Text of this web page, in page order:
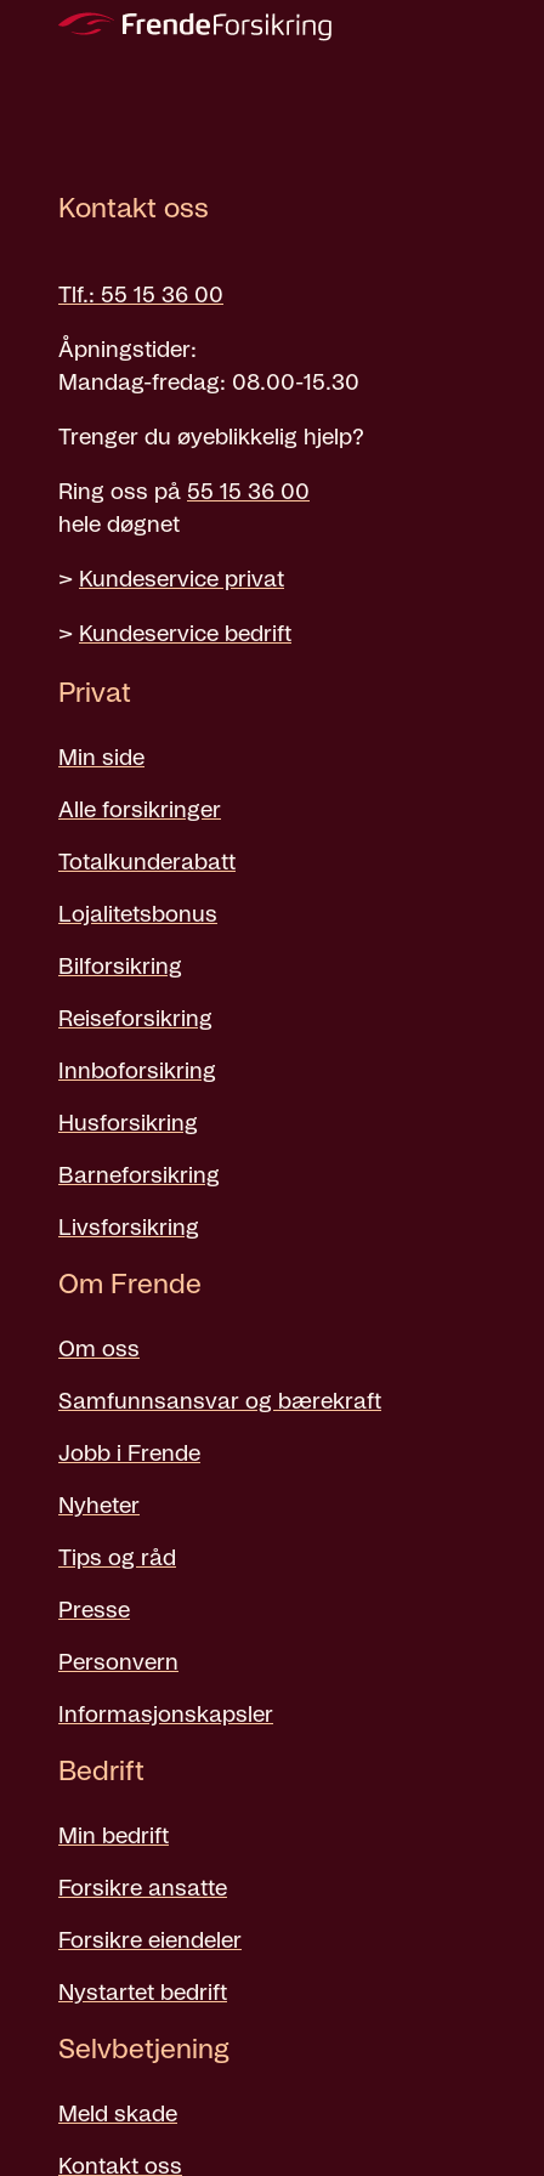
Kontakt oss
Tlf.: 55 15 36 00
Åpningstider:
Mandag-fredag: 08.00-15.30
Trenger du øyeblikkelig hjelp?
Ring oss på 55 15 36 00
hele døgnet
> Kundeservice privat
> Kundeservice bedrift
Privat
Min side
Alle forsikringer
Totalkunderabatt
Lojalitetsbonus
Bilforsikring
Reiseforsikring
Innboforsikring
Husforsikring
Barneforsikring
Livsforsikring
Om Frende
Om oss
Samfunnsansvar og bærekraft
Jobb i Frende
Nyheter
Tips og råd
Presse
Personvern
Informasjonskapsler
Bedrift
Min bedrift
Forsikre ansatte
Forsikre eiendeler
Nystartet bedrift
Selvbetjening
Meld skade
Kontakt oss